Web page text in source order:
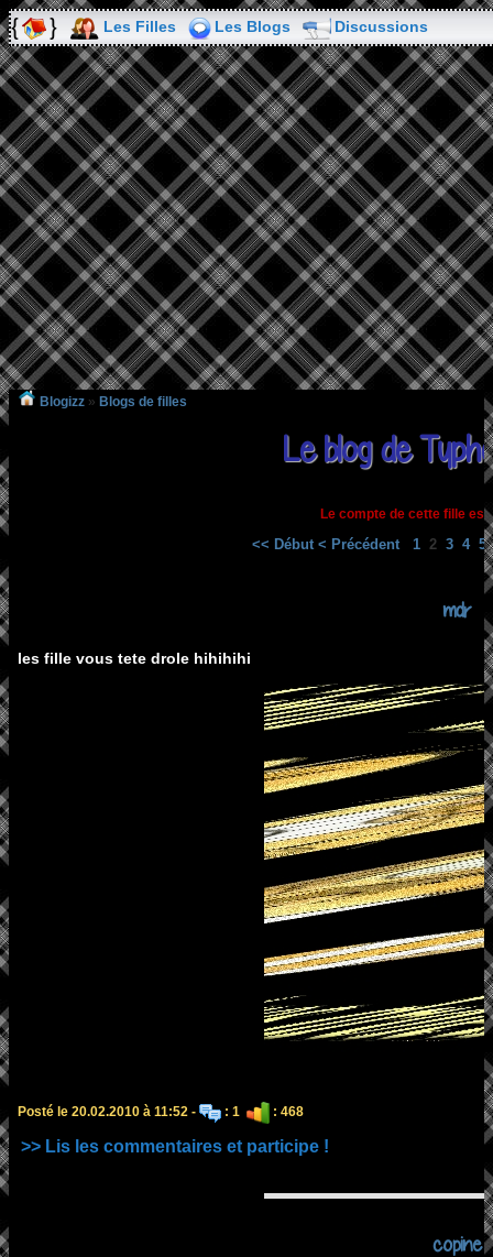
Les Filles Les Blogs Discussions
Blogizz » Blogs de filles
Le blog de
Le compte de cette fille est
<< Début < Précédent 12 3 4 5
mdr
les fille vous tete drole hihihihi
Posté le 20.02.2010 à 11:52 - : 1 : 468
>> Lis les commentaires et participe !
copine